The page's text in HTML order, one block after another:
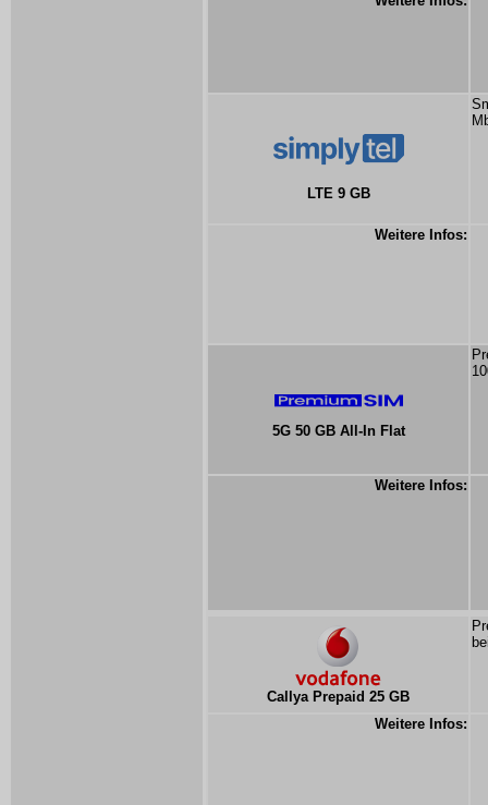
LTE 9 GB
Weitere Infos:
5G 50 GB All-In Flat
Weitere Infos:
Callya Prepaid 25 GB
Weitere Infos: